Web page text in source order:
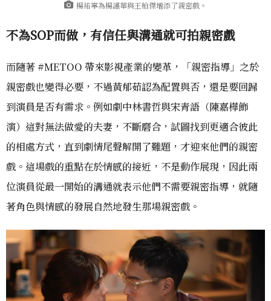
楊祐寧為楊謹華與王柏傑增添了親密戲。
不為SOP而做，有信任與溝通就可拍親密戲
而隨著 #METOO 帶來影視產業的變革，「親密指導」之於
親密戲也變得必要，不過黃郁茹認為配置與否，還是要回歸
到演員是否有需求。例如劇中林書哲與宋青語（陳嘉樺飾
演）這對無法做愛的夫妻，不斷磨合，試圖找到更適合彼此
的相處方式，直到劇情尾聲解開了難題，才迎來他們的親密
戲。這場戲的重點在於情感的接近，不是動作展現，因此兩
位演員從最一開始的溝通就表示他們不需要親密指導，就隨
著角色與情感的發展自然地發生那場親密戲。